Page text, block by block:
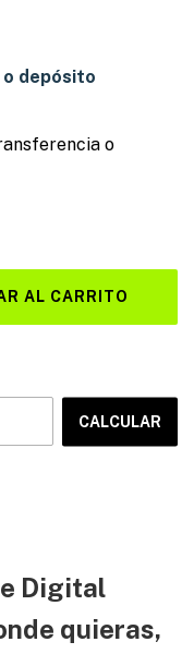
depósito
o
CALCULAR
Digital
quieras,